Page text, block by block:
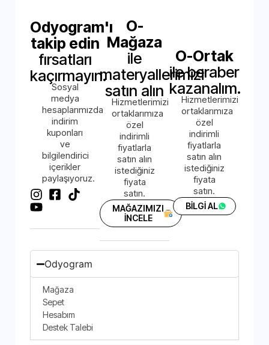
Odyogram'ı
takip edin
fırsatları
kaçırmayın.
Sosyal
medya
hesaplarımızda
indirim
kuponları
ve
bilgilendirici
içerikler
paylaşıyoruz.
O-
Mağaza
ile
materyallerimizi
satın alın
Hizmetlerimizi
ortaklarımıza
özel
indirimli
fiyatlarla
satın alın
istediğiniz
fiyata
satın.
MAĞAZIMIZI
İNCELE
O-Ortak
ile beraber
kazanalım.
Hizmetlerimizi
ortaklarımıza
özel
indirimli
fiyatlarla
satın alın
istediğiniz
fiyata
satın.
BİLGİ AL
Odyogram
Mağaza
Sepet
Hesabım
Destek Talebi